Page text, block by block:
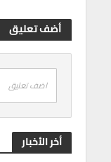
أضف تعليق
اضف تعليق
أخر الأخبار